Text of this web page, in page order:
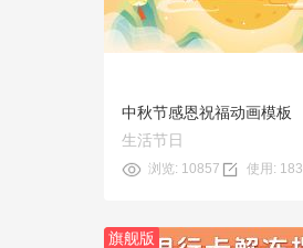
使用
中秋节感恩祝福动画模板
生活节日
浏览: 10857 使用: 183
旗舰版